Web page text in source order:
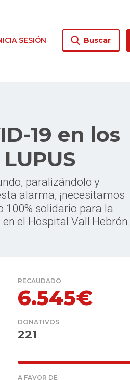
SESIÓN Buscar
19 en los
paralizándolo y
alarma, ¡necesitamos
solidario para la
el Hospital Vall Hebrón.
RECAUDADO
6.545€
DONATIVOS
221
A FAVOR DE